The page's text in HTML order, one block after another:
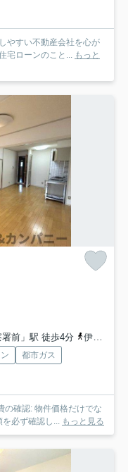
やすい不動産会社を心が
宅ローンのこと...
もっと
前」駅 徒歩4分
伊予鉄道環状線(ＪＲ松山駅経由)「勝山町」駅 徒歩5分
都市ガス
の確認: 物件価格だけでな
必ず確認し...
もっと見る